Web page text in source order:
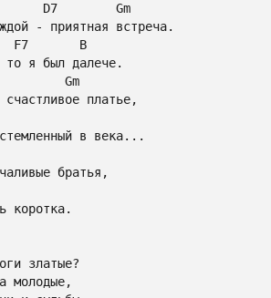
D7
Gm
F7
B
Gm
коротка.
златые?
молодые,